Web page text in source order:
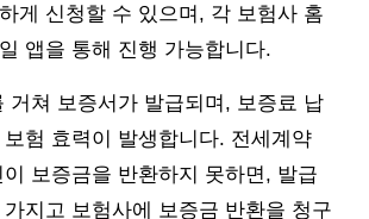
게 신청할 수 있으며, 각 보험사 홈
앱을 통해 진행 가능합니다.
거쳐 보증서가 발급되며, 보증료 납
험 효력이 발생합니다. 전세계약
보증금을 반환하지 못하면, 발급
지고 보험사에 보증금 반환을 청구